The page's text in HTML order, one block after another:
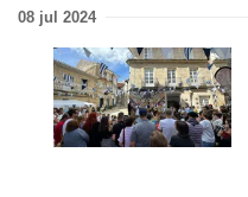
08 jul 2024